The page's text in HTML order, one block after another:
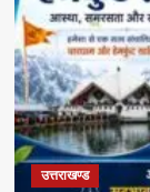
उत्तराखण्ड